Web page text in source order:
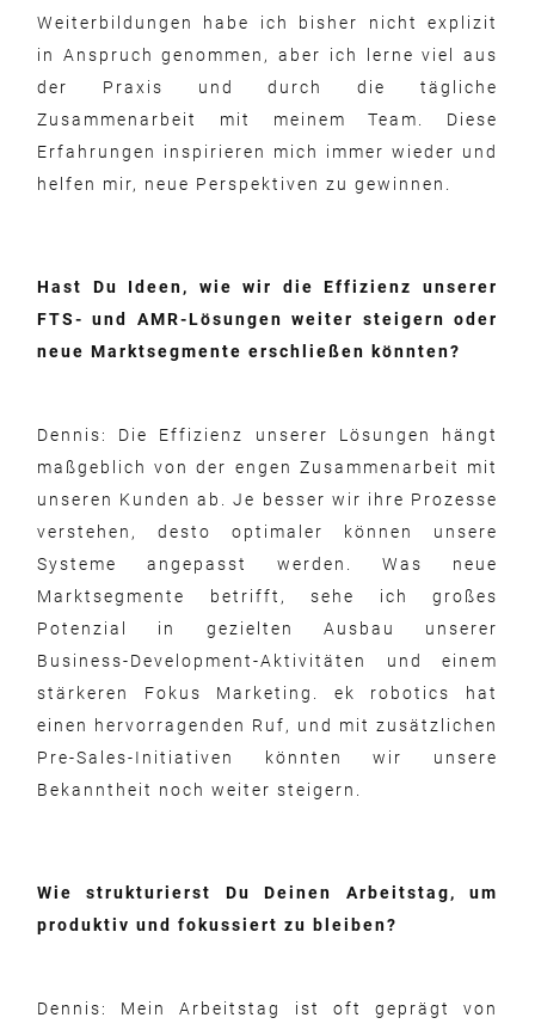
Weiterbildungen habe ich bisher nicht explizit
in Anspruch genommen, aber ich lerne viel aus
der Praxis und durch die tägliche
Zusammenarbeit mit meinem Team. Diese
Erfahrungen inspirieren mich immer wieder und
helfen mir, neue Perspektiven zu gewinnen.
Hast Du Ideen, wie wir die Effizienz unserer
FTS- und AMR-Lösungen weiter steigern oder
neue Marktsegmente erschließen könnten?
Dennis: Die Effizienz unserer Lösungen hängt
maßgeblich von der engen Zusammenarbeit mit
unseren Kunden ab. Je besser wir ihre Prozesse
verstehen, desto optimaler können unsere
Systeme angepasst werden. Was neue
Marktsegmente betrifft, sehe ich großes
Potenzial in gezielten Ausbau unserer
Business-Development-Aktivitäten und einem
stärkeren Fokus Marketing. ek robotics hat
einen hervorragenden Ruf, und mit zusätzlichen
Pre-Sales-Initiativen könnten wir unsere
Bekanntheit noch weiter steigern.
Wie strukturierst Du Deinen Arbeitstag, um
produktiv und fokussiert zu bleiben?
Dennis: Mein Arbeitstag ist oft geprägt von